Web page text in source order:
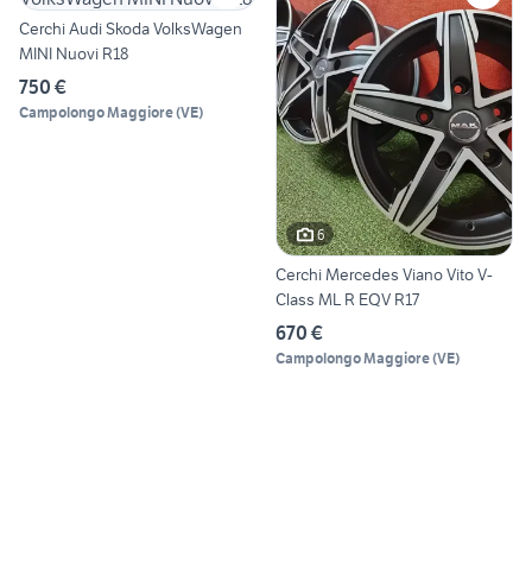
Cerchi Audi Skoda VolksWagen
MINI Nuovi R18
750 €
Campolongo Maggiore(VE)
6
Cerchi Mercedes Viano Vito V-
Class ML R EQV R17
670 €
Campolongo Maggiore(VE)